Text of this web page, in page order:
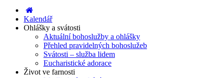
Kalendář
Ohlášky a svátosti
Aktuální bohoslužby a ohlášky
Přehled pravidelných bohoslužeb
Svátosti – služba lidem
Eucharistické adorace
Život ve farnosti